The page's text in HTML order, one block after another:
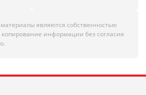
являются собственностью
информации без согласия